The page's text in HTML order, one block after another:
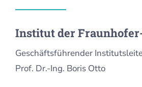
Institut der
Geschäftsführender
Prof. Dr.-Ing. Boris Otto